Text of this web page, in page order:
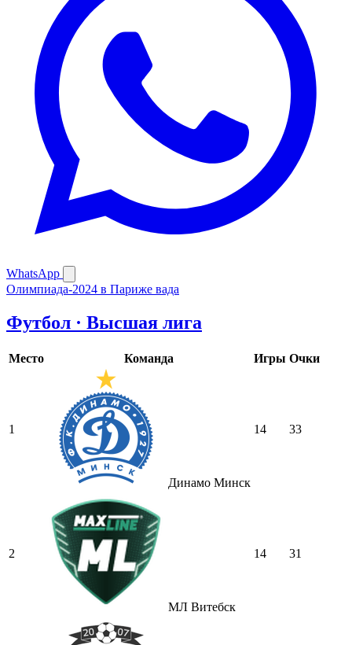
WhatsApp
Олимпиада-2024 в Париже вада
Футбол · Высшая лига
Место Команда Игры Очки
1
Динамо Минск
14 33
2
МЛ Витебск
14 31